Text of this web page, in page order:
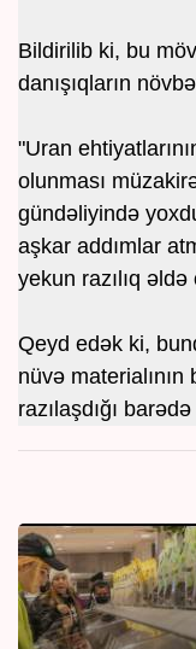
Bildirilib ki, bu
danışıqların
"Uran
olunması
gündəliyində
aşkar addımlar
yekun razılıq əldə
Qeyd edək ki,
nüvə
razılaşdığı